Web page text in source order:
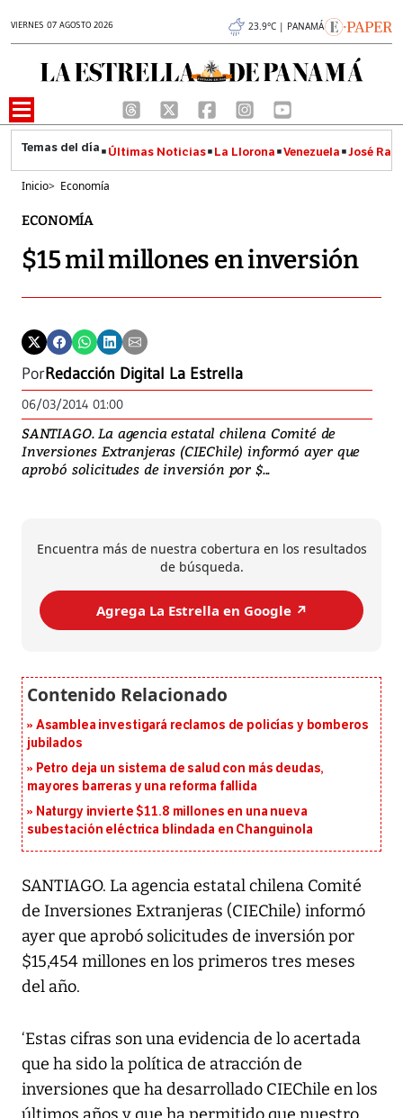
VIERNES 07 AGOSTO 2026 23.9°C | PANAMÁ
Últimas Noticias La Llorona Venezuela José
Inicio> Economía
ECONOMÍA
$15 mil millones en inversión
PorRedacción Digital La Estrella
06/03/2014 01:00
SANTIAGO. La agencia estatal chilena Comité de
Inversiones Extranjeras (CIEChile) informó ayer que
aprobó solicitudes de inversión por $...
Encuentra más de nuestra cobertura en los resultados
de búsqueda.
Agrega La Estrella en Google ↗️
Asamblea investigará reclamos de policías y bomberos
jubilados
Petro deja un sistema de salud con más deudas,
mayores barreras y una reforma fallida
Naturgy invierte $11.8 millones en una nueva
subestación eléctrica blindada en Changuinola
SANTIAGO. La agencia estatal chilena Comité
de Inversiones Extranjeras (CIEChile) informó
ayer que aprobó solicitudes de inversión por
$15,454 millones en los primeros tres meses
del año.
‘Estas cifras son una evidencia de lo acertada
que ha sido la política de atracción de
inversiones que ha desarrollado CIEChile en los